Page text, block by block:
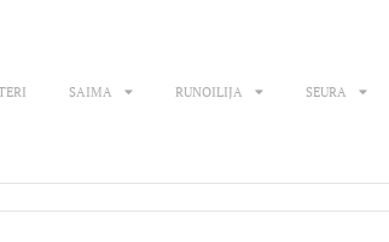
SAIMA RUNOILIJA SEURA